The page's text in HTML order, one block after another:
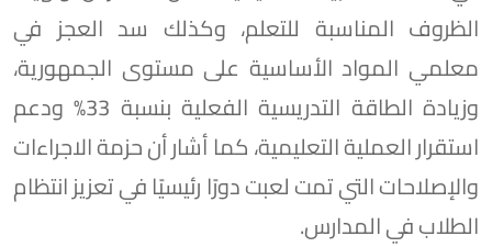
الظروف المناسبة للتعلم، وكذلك سد العجز في
معلمي المواد الأساسية على مستوى الجمهورية،
وزيادة الطاقة التدريسية الفعلية بنسبة 33% ودعم
استقرار العملية التعليمية، كما أشار أن حزمة الاجراءات
والإصلاحات التي تمت لعبت دورًا رئيسيًا في تعزيز انتظام
الطلاب في المدارس.